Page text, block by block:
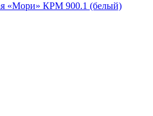
«Мори» КРМ 900.1 (белый)